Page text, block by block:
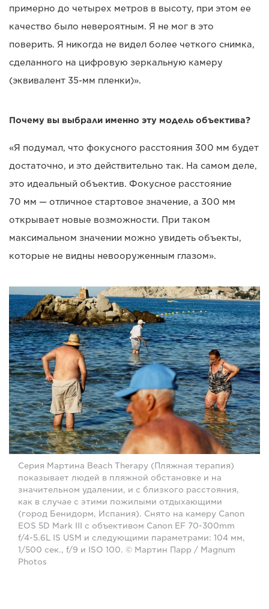
примерно до четырех метров в высоту, при этом ее
качество было невероятным. Я не мог в это
поверить. Я никогда не видел более четкого снимка,
сделанного на цифровую зеркальную камеру
(эквивалент 35-мм пленки)».
Почему вы выбрали именно эту модель объектива?
«Я подумал, что фокусного расстояния 300 мм будет
достаточно, и это действительно так. На самом деле,
это идеальный объектив. Фокусное расстояние
70 мм — отличное стартовое значение, а 300 мм
открывает новые возможности. При таком
максимальном значении можно увидеть объекты,
которые не видны невооруженным глазом».
Серия Мартина Beach Therapy (Пляжная терапия)
показывает людей в пляжной обстановке и на
значительном удалении, и с близкого расстояния,
как в случае с этими пожилыми отдыхающими
(город Бенидорм, Испания). Снято на камеру Canon
EOS 5D Mark III с объективом Canon EF 70-300mm
f/4-5.6L IS USM и следующими параметрами: 104 мм,
1/500 сек., f/9 и ISO 100. © Мартин Парр / Magnum
Photos